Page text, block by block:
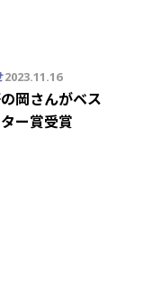
2023.11.16
岡さんがベス
ー賞受賞